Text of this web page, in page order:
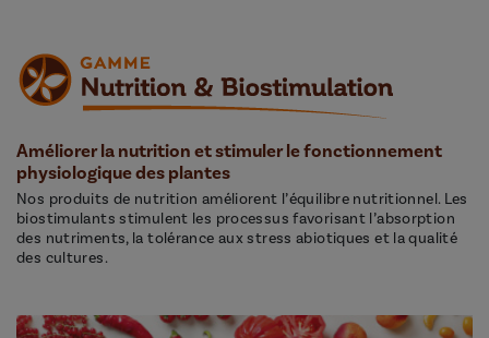
Améliorer la nutrition et stimuler le fonctionnement
physiologique des plantes
Nos produits de nutrition améliorent l’équilibre nutritionnel. Les
biostimulants stimulent les processus favorisant l’absorption
des nutriments, la tolérance aux stress abiotiques et la qualité
des cultures.